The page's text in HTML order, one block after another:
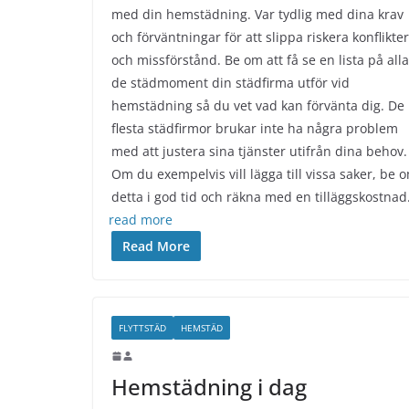
med din hemstädning. Var tydlig med dina krav
och förväntningar för att slippa riskera konflikter
och missförstånd. Be om att få se en lista på alla
de städmoment din städfirma utför vid
hemstädning så du vet vad kan förvänta dig. De
flesta städfirmor brukar inte ha några problem
med att justera sina tjänster utifrån dina behov.
Om du exempelvis vill lägga till vissa saker, be
detta i god tid och räkna med en
read more
Read More
FLYTTSTÄD HEMSTÄD
Hemstädning i dag